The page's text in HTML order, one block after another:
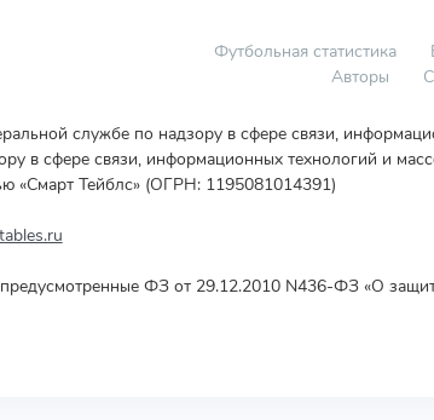
Футбольная статистика
Авторы
службе по надзору в сфере связи,
в сфере связи, информационных технологий и
«Смарт Тейблс» (ОГРН: 1195081014391)
ФЗ от 29.12.2010 N436-ФЗ «О